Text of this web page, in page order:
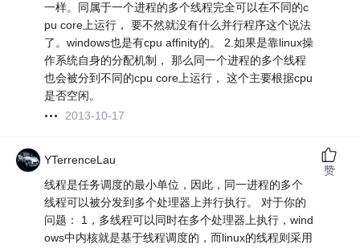
一样。同属于一个进程的多个线程完全可以在不同的c
pu core上运行， 要不然就没有什么并行程序这个说法
了。windows也是有cpu affinity的。 2.如果是靠linux操
作系统自身的分配机制， 那么同一个进程的多个线程
也会被分到不同的cpu core上运行， 这个主要根据cpu
是否空闲。
2013-10-17
YTerrenceLau
线程是任务调度的最小单位，因此，同一进程的多个
线程可以被分发到多个处理器上并行执行。 对于你的
问题： 1，多线程可以同时在多个处理器上执行，wind
ows中内核就是基于线程调度的，而linux的线程则采用
赞